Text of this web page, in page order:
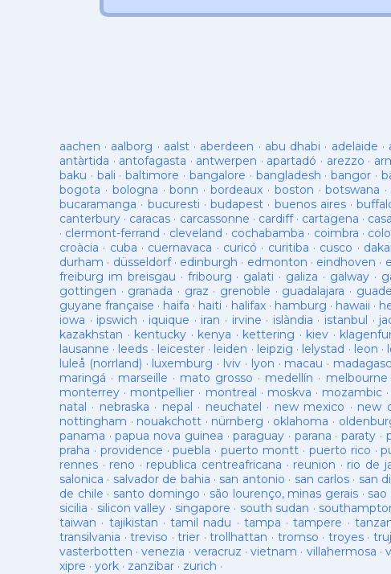
aachen · aalborg · aalst· aberdeen · abu dhabi · adelaide ·
antàrtida · antofagasta · antwerpen · apartadó · arezzo ·
baku · bali ·baltimore · bangalore · bangladesh ·bangor ·
bogota · bologna ·bonn ·bordeaux · boston ·botswana
bucaramanga · bucuresti · budapest · buenos aires·
canterbury · caracas · carcassonne · cardiff· cartagena ·
· clermont-ferrand · cleveland · cochabamba · coimbra ·
croàcia · cuba · cuernavaca · curicó · curitiba · cusco ·
durham · düsseldorf· edinburgh · edmonton · eindhoven ·
freiburg im breisgau · fribourg · galati · galiza · galway·
gottingen · granada · graz · grenoble · guadalajara ·
guyane française · haifa · haiti · halifax· hamburg · hawaii ·
iowa · ipswich · iquique · iran · irvine · islàndia · istanbul ·
kazakhstan · kentucky · kenya · kettering · kiev ·
lausanne · leeds · leicester· leiden · leipzig · lelystad · leon ·
luleå (norrland) · luxemburg · lviv · lyon · macau ·
maringá · marseille · mato grosso · medellín · melbourne
monterrey · montpellier · montreal · moskva · mozambic ·
natal · nebraska · nepal · neuchatel · new mexico · new
nottingham · nouakchott · nürnberg · oklahoma ·
panama ·papua nova guinea ·paraguay · parana ·paraty ·
praha · providence ·puebla ·puerto montt · puerto rico ·
rennes · reno · republica centreafricana · reunion · rio de
salonica · salvador de bahia · san antonio · san carlos · san
de chile · santo domingo · são lourenço, minas gerais· sao
sicilia · silicon valley · singapore · south sudan ·
taiwan · tajikistan ·tamil nadu · tampa ·tampere ·
transilvania ·treviso ·trier ·trollhattan · tromso · troyes·
vasterbotten ·venezia · veracruz ·vietnam · villahermosa ·
xipre · york · zanzibar · zurich ·